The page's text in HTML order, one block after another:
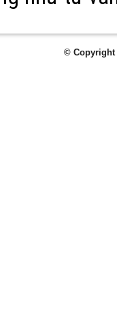
© Copyright